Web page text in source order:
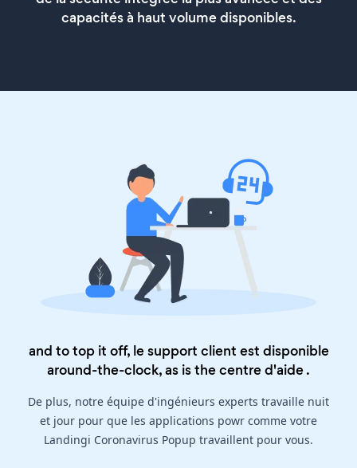
capacités à haut volume disponibles.
and to top it off, le support client est disponible
around-the-clock, as is thecentre d'aide.
De plus, notre équipe d'ingénieurs experts travaille nuit
et jour pour que les applications powr comme votre
Landingi Coronavirus Popup travaillent pour vous.